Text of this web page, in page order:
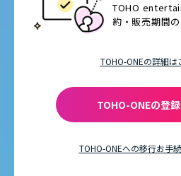
TOHO
約・販売期間の
TOHO-ONEの詳細は
TOHO-ONEの登
TOHO-ONEへの移行お手